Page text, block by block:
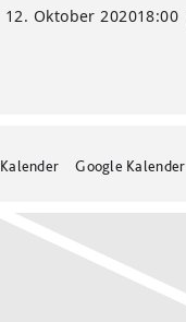
12. Oktober 202018:00
Kalender Google Kalender